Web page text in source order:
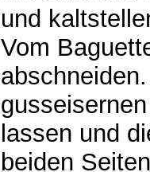
und
Vom
lassen und
beiden